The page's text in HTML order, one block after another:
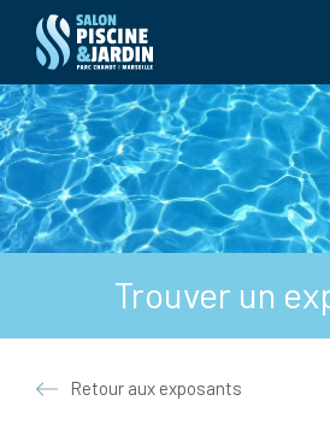
Trouver un
Retour aux exposants